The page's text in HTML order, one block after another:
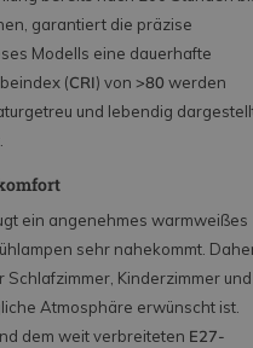
garantiert die präzise
Modells eine dauerhafte
(CRI) von >80 werden
und lebendig
ein angenehmes warmweißes
sehr nahekommt.
Kinderzimmer und
Atmosphäre erwünscht ist.
dem weit verbreiteten E27-